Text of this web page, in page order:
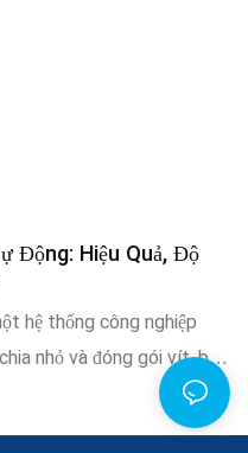
Động: Hiệu Quả, Độ
hệ thống công nghiệp
nhỏ và đóng gói vít, bu
loại nhỏ khác vào túi, hộp
trình đóng gói thủ công